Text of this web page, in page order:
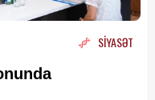
SİYASƏT